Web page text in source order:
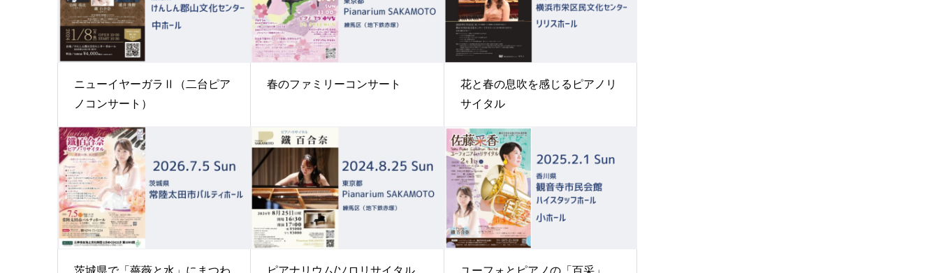
ニューイヤーガラⅡ（二台ピア
ノコンサート）
春のファミリーコンサート
花と春の息吹を感じるピアノリ
サイタル
茨城県で「薔薇と水」にまつわ ピアナリウム/ソロリサイタル ユーフォとピアノの「百采」